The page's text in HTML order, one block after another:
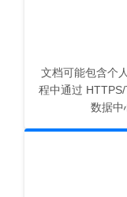
文档可能包含个
程中通过
数据中